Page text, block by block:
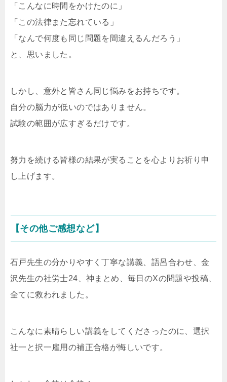
「こんなに時間をかけたのに」
「この法律また忘れている」
「なんで何度も同じ問題を間違えるんだろう」
と、思いました。
しかし、意外と皆さん同じ悩みをお持ちです。
自分の脳力が低いのではありません。
試験の範囲が広すぎるだけです。
努力を続ける皆様の結果が実ることを心よりお祈り申
し上げます。
【その他ご感想など】
石戸先生の分かりやすく丁寧な講義、語呂合わせ、金
沢先生の社労士24、神まとめ、毎日のXの問題や投稿、
全てに救われました。
こんなに素晴らしい講義をしてくださったのに、選択
社一と択一雇用の補正合格が悔しいです。